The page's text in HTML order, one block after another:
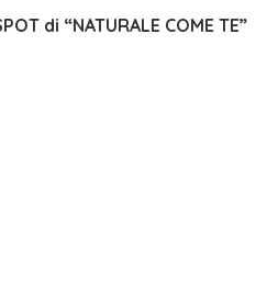
di “NATURALE COME TE”